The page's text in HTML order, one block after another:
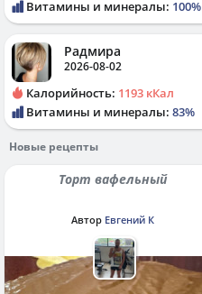
Витамины и минералы: 100%
Радмира
2026-08-02
Калорийность: 1193 кКал
Витамины и минералы: 83%
Новые рецепты
Торт вафельный
Автор Евгений К